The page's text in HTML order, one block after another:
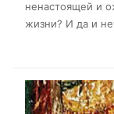
ненастоящей и
жизни? И да и